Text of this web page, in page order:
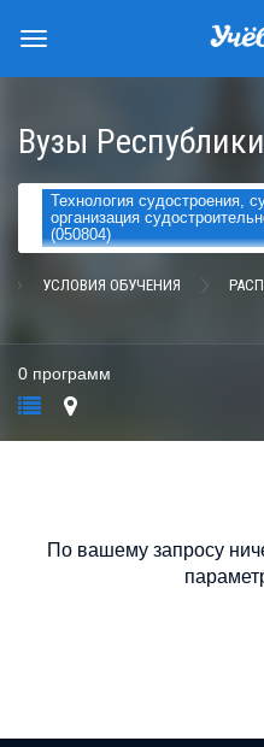
Вузы
Технология судостроения,
организация
(050804)
УСЛОВИЯ ОБУЧЕНИЯ
0 программ
По вашему запросу